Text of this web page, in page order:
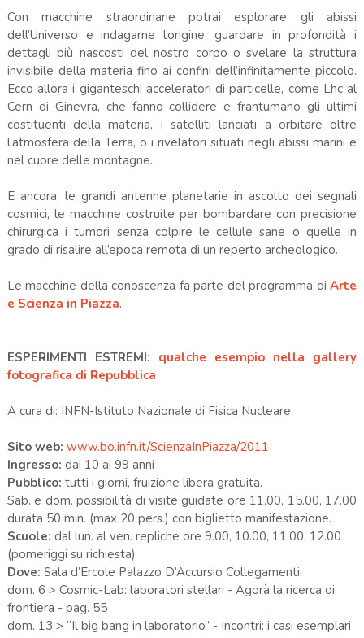
Con macchine straordinarie potrai esplorare gli abissi
dell’Universo e indagarne l’origine, guardare in profondità i
dettagli più nascosti del nostro corpo o svelare la struttura
invisibile della materia fino ai confini dell’infinitamente piccolo.
Ecco allora i giganteschi acceleratori di particelle, come Lhc al
Cern di Ginevra, che fanno collidere e frantumano gli ultimi
costituenti della materia, i satelliti lanciati a orbitare oltre
l’atmosfera della Terra, o i rivelatori situati negli abissi marini e
nel cuore delle montagne.
E ancora, le grandi antenne planetarie in ascolto dei segnali
cosmici, le macchine costruite per bombardare con precisione
chirurgica i tumori senza colpire le cellule sane o quelle in
grado di risalire all’epoca remota di un reperto archeologico.
Le macchine della conoscenza fa parte del programma diArte
e Scienza in Piazza.
ESPERIMENTI ESTREMI: qualche esempio nella gallery
fotografica di Repubblica
A cura di: INFN-Istituto Nazionale di Fisica Nucleare.
Sito web: www.bo.infn.it/ScienzaInPiazza/2011
Ingresso: dai 10 ai 99 anni
Pubblico: tutti i giorni, fruizione libera gratuita.
Sab. e dom. possibilità di visite guidate ore 11.00, 15.00, 17.00
durata 50 min. (max 20 pers.) con biglietto manifestazione.
Scuole: dal lun. al ven. repliche ore 9.00, 10.00, 11.00, 12.00
(pomeriggi su richiesta)
Dove: Sala d’Ercole Palazzo D’Accursio Collegamenti:
dom. 6 > Cosmic-Lab: laboratori stellari - Agorà la ricerca di
frontiera - pag. 55
dom. 13 > “Il big bang in laboratorio” - Incontri: i casi esemplari